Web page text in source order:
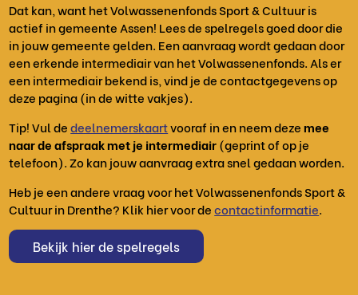
Dat kan, want het Volwassenenfonds Sport & Cultuur is
actief in gemeente Assen! Lees de spelregels goed door die
in jouw gemeente gelden. Een aanvraag wordt gedaan door
een erkende intermediair van het Volwassenenfonds. Als er
een intermediair bekend is, vind je de contactgegevens op
deze pagina (in de witte vakjes).
Tip! Vul dedeelnemerskaartvooraf in en neem dezemee
naar de afspraak met je intermediair(geprint of op je
telefoon). Zo kan jouw aanvraag extra snel gedaan worden.
Heb je een andere vraag voor het Volwassenenfonds Sport &
Cultuur in Drenthe? Klik hier voor decontactinformatie.
Bekijk hier de spelregels